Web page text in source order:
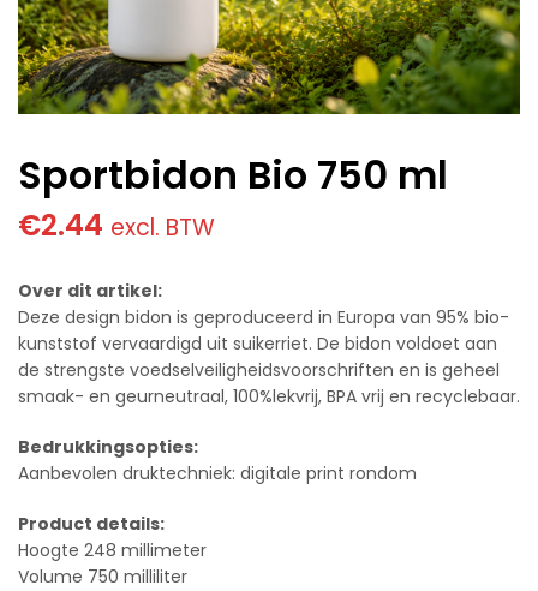
Sportbidon Bio 750 ml
€2.44 excl. BTW
Over dit artikel:
Deze design bidon is geproduceerd in Europa van 95% bio-
kunststof vervaardigd uit suikerriet. De bidon voldoet aan
de strengste voedselveiligheidsvoorschriften en is geheel
smaak- en geurneutraal, 100%lekvrij, BPA vrij en recyclebaar.
Bedrukkingsopties:
Aanbevolen druktechniek: digitale print rondom
Product details:
Hoogte 248 millimeter
Volume 750 milliliter